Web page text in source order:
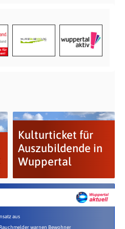
Kulturticket für
Auszubildende in
Wuppertal
aus
warnen Bewohner